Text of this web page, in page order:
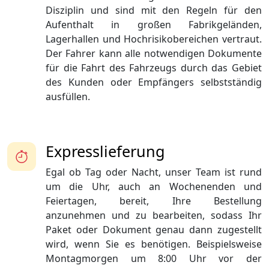
Disziplin und sind mit den Regeln für den
Aufenthalt in großen Fabrikgeländen,
Lagerhallen und Hochrisikobereichen vertraut.
Der Fahrer kann alle notwendigen Dokumente
für die Fahrt des Fahrzeugs durch das Gebiet
des Kunden oder Empfängers selbstständig
ausfüllen.
Expresslieferung
Egal ob Tag oder Nacht, unser Team ist rund
um die Uhr, auch an Wochenenden und
Feiertagen, bereit, Ihre Bestellung
anzunehmen und zu bearbeiten, sodass Ihr
Paket oder Dokument genau dann zugestellt
wird, wenn Sie es benötigen. Beispielsweise
Montagmorgen um 8:00 Uhr vor der